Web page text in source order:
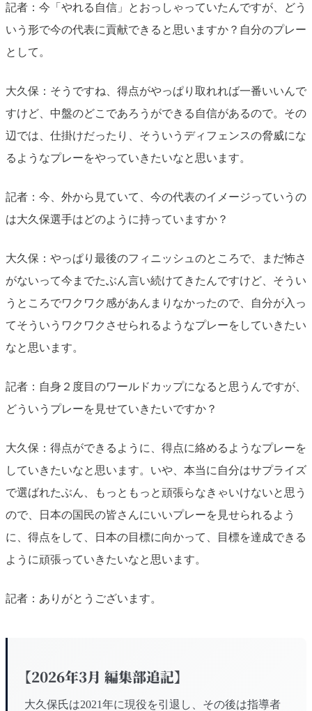
記者：今「やれる自信」とおっしゃっていたんですが、どう
いう形で今の代表に貢献できると思いますか？自分のプレー
として。
大久保：そうですね、得点がやっぱり取れれば一番いいんで
すけど、中盤のどこであろうができる自信があるので。その
辺では、仕掛けだったり、そういうディフェンスの脅威にな
るようなプレーをやっていきたいなと思います。
記者：今、外から見ていて、今の代表のイメージっていうの
は大久保選手はどのように持っていますか？
大久保：やっぱり最後のフィニッシュのところで、まだ怖さ
がないって今までたぶん言い続けてきたんですけど、そうい
うところでワクワク感があんまりなかったので、自分が入っ
てそういうワクワクさせられるようなプレーをしていきたい
なと思います。
記者：自身２度目のワールドカップになると思うんですが、
どういうプレーを見せていきたいですか？
大久保：得点ができるように、得点に絡めるようなプレーを
していきたいなと思います。いや、本当に自分はサプライズ
で選ばれたぶん、もっともっと頑張らなきゃいけないと思う
ので、日本の国民の皆さんにいいプレーを見せられるよう
に、得点をして、日本の目標に向かって、目標を達成できる
ように頑張っていきたいなと思います。
記者：ありがとうございます。
【2026年3月 編集部追記】
大久保氏は2021年に現役を引退し、その後は指導者